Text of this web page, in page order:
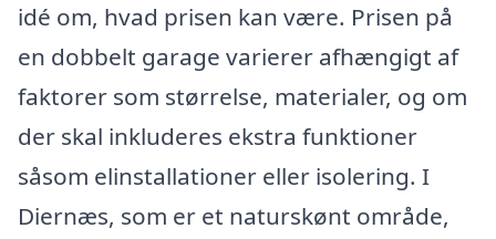
idé om, hvad prisen kan være. Prisen på
en dobbelt garage varierer afhængigt af
faktorer som størrelse, materialer, og om
der skal inkluderes ekstra funktioner
såsom elinstallationer eller isolering. I
Diernæs, som er et naturskønt område,